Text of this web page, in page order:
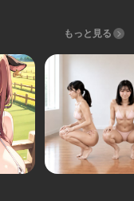
もっと見る